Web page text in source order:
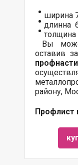
ширина
длинна
Вы
оставив
району,
Профлист